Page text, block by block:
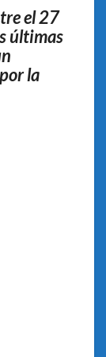
el 27
últimas
la